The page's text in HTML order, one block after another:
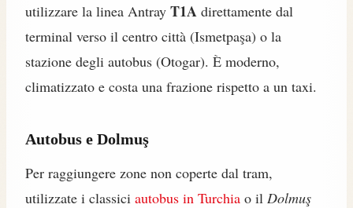
utilizzare la linea Antray T1A direttamente dal
terminal verso il centro città (Ismetpaşa) o la
stazione degli autobus (Otogar). È moderno,
climatizzato e costa una frazione rispetto a un taxi.
Autobus e Dolmuş
Per raggiungere zone non coperte dal tram,
utilizzate i classici autobus in Turchia o il Dolmuş